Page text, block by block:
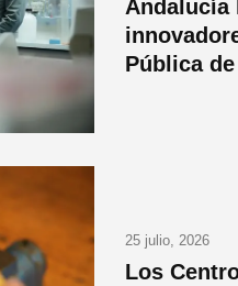
Andalucía
Pública
25 julio, 2026
Los